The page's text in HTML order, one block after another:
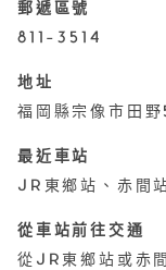
郵遞區號
811-3514
地址
福岡縣宗像市田野
最近車站
JR東鄉站、赤間
從車站前往交通
從JR東鄉站或赤